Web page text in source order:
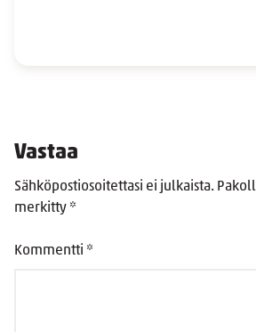
Vastaa
Sähköpostiosoitettasi ei julkaista.
merkitty *
Kommentti *